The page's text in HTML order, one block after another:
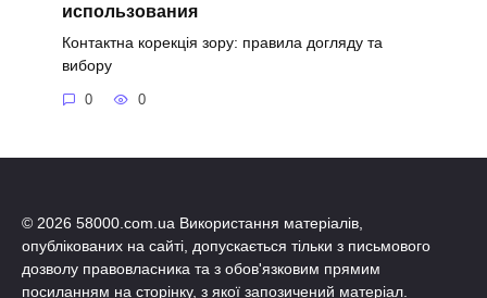
использования
Контактна корекція зору: правила догляду та
вибору
0 0
© 2026 58000.com.ua Використання матеріалів,
опублікованих на сайті, допускається тільки з письмового
дозволу правовласника та з обов'язковим прямим
посиланням на сторінку, з якої запозичений матеріал.